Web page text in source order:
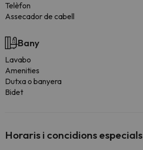
Telèfon
Assecador de cabell
Bany
Lavabo
Amenities
Dutxa o banyera
Bidet
Horaris i concidions especials